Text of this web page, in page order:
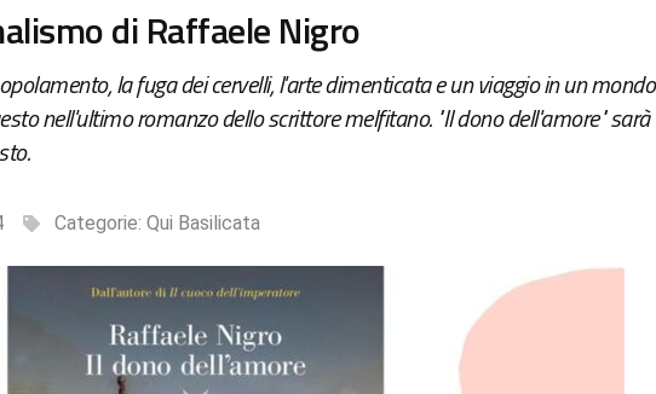
di Raffaele Nigro
la fuga dei cervelli, l'arte dimenticata e un viaggio in un mondo
nell'ultimo romanzo dello scrittore melfitano. "Il dono dell'amore" sarà
Categorie: Qui Basilicata